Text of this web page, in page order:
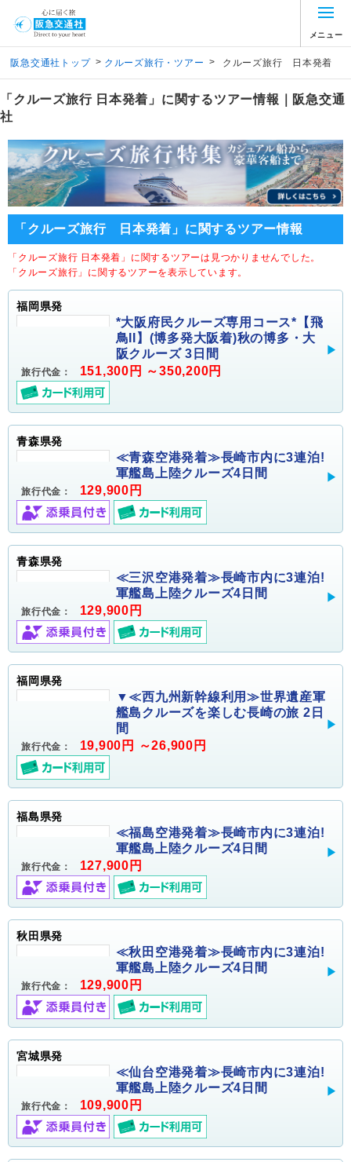
メニュー
阪急交通社トップ > クルーズ旅行・ツアー > クルーズ旅行 日本発着
「クルーズ旅行 日本発着」に関するツアー情報｜阪急交通
社
「クルーズ旅行 日本発着」に関するツアー情報
「クルーズ旅行 日本発着」に関するツアーは見つかりませんでした。
「クルーズ旅行」に関するツアーを表示しています。
福岡県発
*大阪府民クルーズ専用コース*【飛
鳥II】(博多発大阪着)秋の博多・大
阪クルーズ 3日間
旅行代金： 151,300円 ～350,200円
青森県発
≪青森空港発着≫長崎市内に3連泊!
軍艦島上陸クルーズ4日間
旅行代金： 129,900円
青森県発
≪三沢空港発着≫長崎市内に3連泊!
軍艦島上陸クルーズ4日間
旅行代金： 129,900円
福岡県発
▼≪西九州新幹線利用≫世界遺産軍
艦島クルーズを楽しむ長崎の旅 2日
間
旅行代金： 19,900円 ～26,900円
福島県発
≪福島空港発着≫長崎市内に3連泊!
軍艦島上陸クルーズ4日間
旅行代金： 127,900円
秋田県発
≪秋田空港発着≫長崎市内に3連泊!
軍艦島上陸クルーズ4日間
旅行代金： 129,900円
宮城県発
≪仙台空港発着≫長崎市内に3連泊!
軍艦島上陸クルーズ4日間
旅行代金： 109,900円